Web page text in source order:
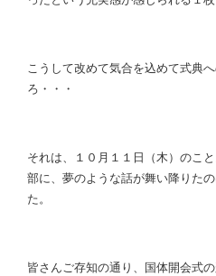
こうして改めて気合を込めて式典
ろ ・・・
それは、１０月１１日（木）のこ
部に、夢のような話が舞い降りた
た。
皆さんご存知の通り、国体開会式